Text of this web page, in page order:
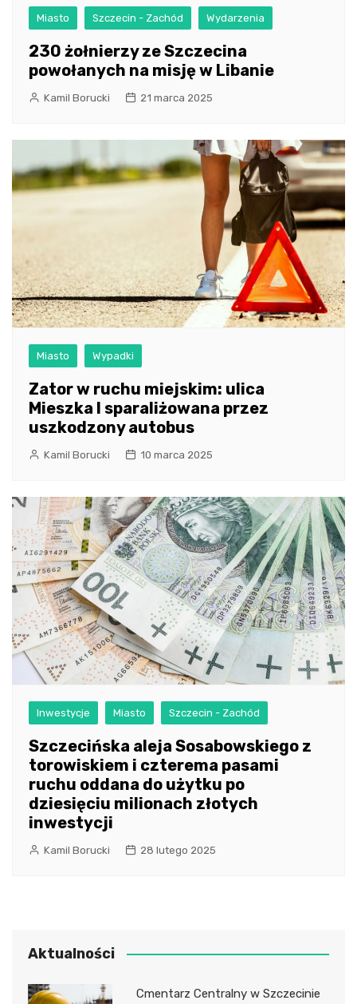
Miasto Szczecin - Zachód Wydarzenia
230 żołnierzy ze Szczecina
powołanych na misję w Libanie
Kamil Borucki 21 marca 2025
Miasto Wypadki
Zator w ruchu miejskim: ulica
Mieszka I sparaliżowana przez
uszkodzony autobus
Kamil Borucki 10 marca 2025
Inwestycje Miasto Szczecin - Zachód
Szczecińska aleja Sosabowskiego z
torowiskiem i czterema pasami
ruchu oddana do użytku po
dziesięciu milionach złotych
inwestycji
Kamil Borucki 28 lutego 2025
Aktualności
Cmentarz Centralny w Szczecinie